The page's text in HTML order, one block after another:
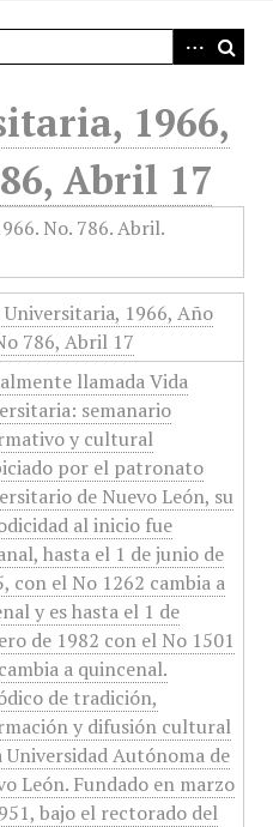
1966,
Abril 17
Universitaria, 1966, Año
786, Abril 17
llamada Vida
semanario
y cultural
por el patronato
de Nuevo León, su
al inicio fue
hasta el 1 de junio de
con el No 1262 cambia a
y es hasta el 1 de
de 1982 con el No 1501
a quincenal.
de tradición,
y difusión cultural
Universidad Autónoma de
León. Fundado en marzo
bajo el rectorado del